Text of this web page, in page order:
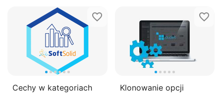
Cechy w kategoriach Klonowanie opcji